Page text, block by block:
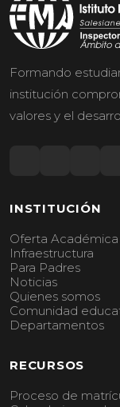
Formando
institución
valores y el
INSTITUCIÓN
Oferta Académica
Infraestructura
Para Padres
Noticias
Quienes somos
Comunidad
Departamentos
RECURSOS
Proceso de